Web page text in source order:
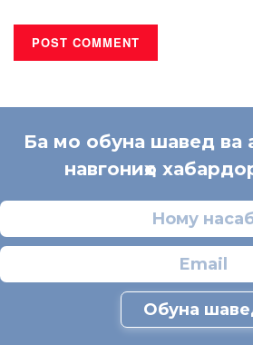
Ба мо обуна шавед ва
навгониҳо
Обуна